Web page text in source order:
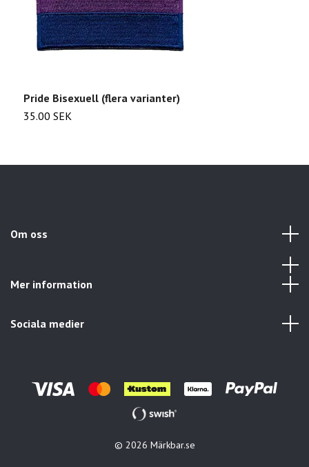
Pride Bisexuell (flera varianter)
35.00 SEK
Om oss
Mer information
Sociala medier
© 2026 Märkbar.se